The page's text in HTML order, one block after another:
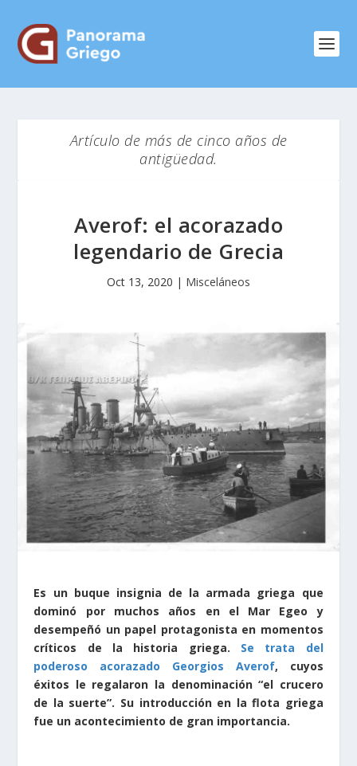
Artículo de más de cinco años de
antigüedad.
Averof: el acorazado
legendario de Grecia
Oct 13, 2020 | Misceláneos
Es un buque insignia de la armada griega que
dominó por muchos años en el Mar Egeo y
desempeñó un papel protagonista en momentos
críticos de la historia griega. Se trata del
poderoso acorazado Georgios Averof, cuyos
éxitos le regalaron la denominación “el crucero
de la suerte”. Su introducción en la flota griega
fue un acontecimiento de gran importancia.